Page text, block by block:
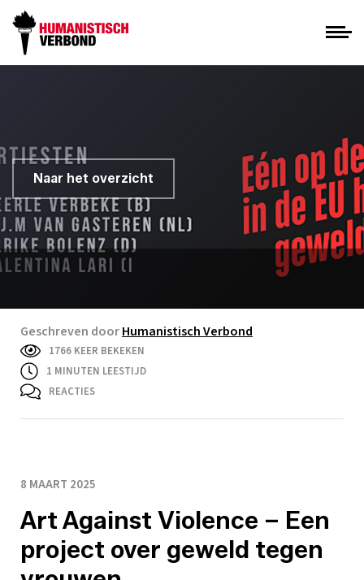
Naar het overzicht
Geschreven doorHumanistisch Verbond
1766 KEER BEKEKEN
1 MINUTEN LEESTIJD
REACTIES
8 MAART 2025
Art Against Violence – Een
project over geweld tegen